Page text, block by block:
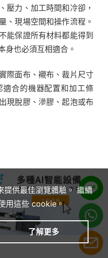
壓力、加工時間和冷卻，
、現場空間和操作流程。
能保證所有材料都能得到
身也必須互相適合。
際面布、襯布、裁片尺寸
合的機器配置和加工條
現脫膠、滲膠、起泡或布
供最佳瀏覽體驗。 繼續
用這些 cookie。
了解更多